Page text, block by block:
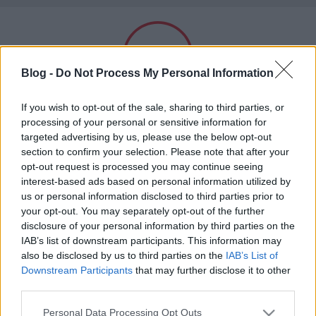
Blog - Do Not Process My Personal Information
If you wish to opt-out of the sale, sharing to third parties, or
processing of your personal or sensitive information for
targeted advertising by us, please use the below opt-out
section to confirm your selection. Please note that after your
opt-out request is processed you may continue seeing
interest-based ads based on personal information utilized by
us or personal information disclosed to third parties prior to
your opt-out. You may separately opt-out of the further
disclosure of your personal information by third parties on the
IAB’s list of downstream participants. This information may
also be disclosed by us to third parties on the IAB’s List of
Downstream Participants that may further disclose it to other
Please note that this website/app uses one or more Google
Personal Data Processing Opt Outs
Felnőtt tartalom!
ELMÚLTAM 18 ÉVES, BELÉPEK
MÉG NEM VAGYOK 18 ÉVES
más is használja ezt a gépet
Szexmagazin - a szexoldal
A barátom teliverte a nejemet
xdlol•2018. március 26.
Mióta elvettem a leányt akivel összeszűrtem a levet
alig vártam,hogy valaki jól megbassza. A
nászutunkon többen is megbaszták az örömére, de
én csak később értesültem róla sajnos. Az egyik
alkalommal amikor a nejénél voltunk
észrevettem,hogy a feleségem intett a
barátomnak,hogy dugja…